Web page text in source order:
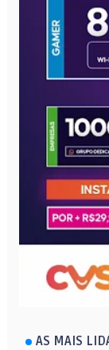
AS MAIS